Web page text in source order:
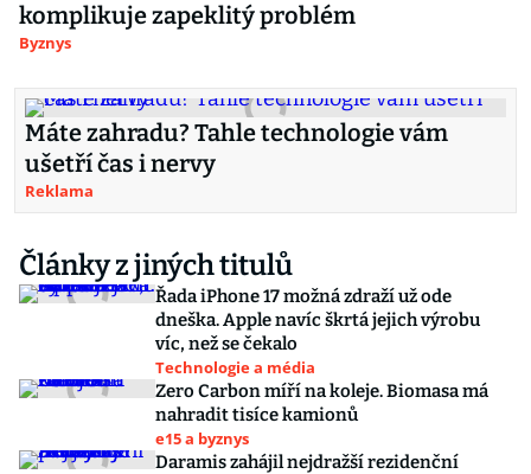
komplikuje zapeklitý problém
Byznys
Máte zahradu? Tahle technologie vám
ušetří čas i nervy
Reklama
Články z jiných titulů
Řada iPhone 17 možná zdraží už ode
dneška. Apple navíc škrtá jejich výrobu
víc, než se čekalo
Technologie a média
Zero Carbon míří na koleje. Biomasa má
nahradit tisíce kamionů
e15 a byznys
Daramis zahájil nejdražší rezidenční